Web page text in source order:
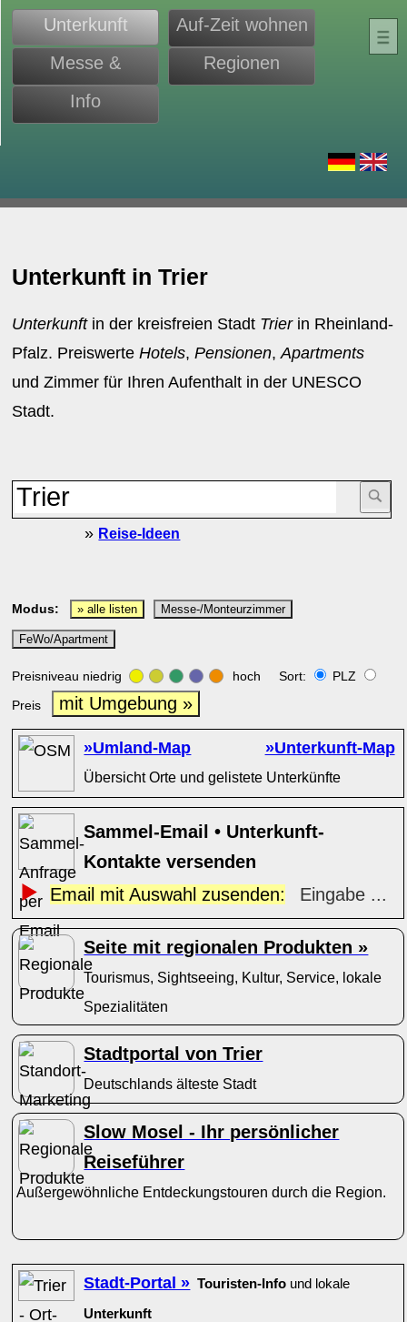
Unterkunft
Auf-Zeit wohnen
Messe &
Monteure
Regionen
Info
Unterkunft in Trier
Unterkunftin der kreisfreien Stadt Trierin Rheinland-
Pfalz. PreiswerteHotels,Pensionen,Apartments
und Zimmer für Ihren Aufenthalt in der UNESCO
Stadt.
» Reise-Ideen
Modus: » alle listen Messe-/Monteurzimmer
FeWo/Apartment
Preisniveau niedrig hoch Sort:
PLZ
Preis
mit Umgebung »
»Umland-Map »Unterkunft-Map
Übersicht Orte und gelistete Unterkünfte
Sammel-Email • Unterkunft-
Kontakte versenden
Email mit Auswahl zusenden:
Eingabe ...
Seite mit regionalen Produkten »
Tourismus, Sightseeing, Kultur, Service, lokale
Spezialitäten
Stadtportal von Trier
Deutschlands älteste Stadt
Slow Mosel - Ihr persönlicher
Reiseführer
Außergewöhnliche Entdeckungstouren durch die Region.
Stadt-Portal » Touristen-Info und lokale
Unterkunft